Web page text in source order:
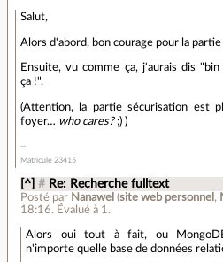
Salut,
Alors d'abord, bon courage pour la partie
Ensuite, vu comme ça, j'aurais dis
ça !".
(Attention, la partie sécurisation est
foyer… who cares?;) )
Matricule 23415
[^] # Re: Recherche fulltext
Posté par Nanawel (site web personnel ,
18:16. Évalué à 1 .
Alors oui tout à fait, ou
n'importe quelle base de données